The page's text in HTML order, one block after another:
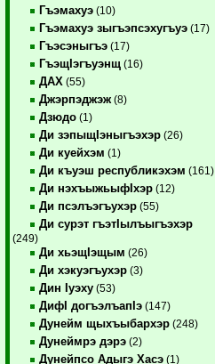
Гъэмахуэ (10)
Гъэмахуэ зыгъэпсэхугъуэ (17)
Гъэсэныгъэ (17)
ГъэщIэгъуэнщ (16)
ДАХ (55)
Джэрпэджэж (8)
Дзюдо (1)
Ди зэпыщIэныгъэхэр (26)
Ди куейхэм (1)
Ди къуэш республикэхэм (161)
Ди нэхъыжьыфIхэр (12)
Ди псэлъэгъухэр (55)
Ди сурэт гъэтIылъыгъэхэр
(249)
Ди хьэщIэщым (26)
Ди хэкуэгъухэр (3)
Дин Iуэху (53)
ДифI догъэлъапIэ (147)
Дунейм щыхъыбархэр (248)
Дунеймрэ дэрэ (2)
Дунейпсо Адыгэ Хасэ (1)